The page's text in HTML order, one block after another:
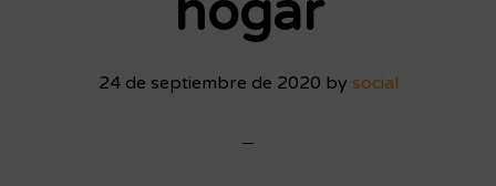
hogar
24 de septiembre de 2020 by social